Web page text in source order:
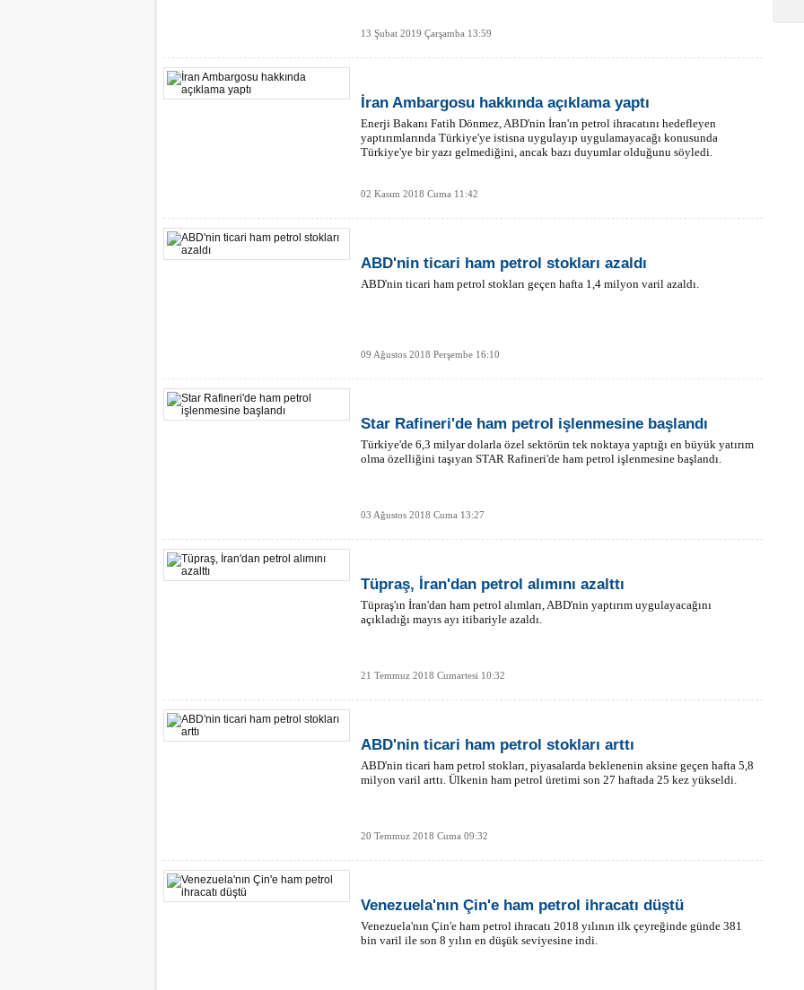
13 Şubat 2019 Çarşamba 13:59
İran Ambargosu hakkında açıklama yaptı
Enerji Bakanı Fatih Dönmez, ABD'nin İran'ın petrol ihracatını hedefleyen
yaptırımlarında Türkiye'ye istisna uygulayıp uygulamayacağı konusunda
Türkiye'ye bir yazı gelmediğini, ancak bazı duyumlar olduğunu söyledi.
02 Kasım 2018 Cuma 11:42
ABD'nin ticari ham petrol stokları azaldı
ABD'nin ticari ham petrol stokları geçen hafta 1,4 milyon varil azaldı.
09 Ağustos 2018 Perşembe 16:10
Star Rafineri'de ham petrol işlenmesine başlandı
Türkiye'de 6,3 milyar dolarla özel sektörün tek noktaya yaptığı en büyük yatırım
olma özelliğini taşıyan STAR Rafineri'de ham petrol işlenmesine başlandı.
03 Ağustos 2018 Cuma 13:27
Tüpraş, İran'dan petrol alımını azalttı
Tüpraş'ın İran'dan ham petrol alımları, ABD'nin yaptırım uygulayacağını
açıkladığı mayıs ayı itibariyle azaldı.
21 Temmuz 2018 Cumartesi 10:32
ABD'nin ticari ham petrol stokları arttı
ABD'nin ticari ham petrol stokları, piyasalarda beklenenin aksine geçen hafta 5,8
milyon varil arttı. Ülkenin ham petrol üretimi son 27 haftada 25 kez yükseldi.
20 Temmuz 2018 Cuma 09:32
Venezuela'nın Çin'e ham petrol ihracatı düştü
Venezuela'nın Çin'e ham petrol ihracatı 2018 yılının ilk çeyreğinde günde 381
bin varil ile son 8 yılın en düşük seviyesine indi.